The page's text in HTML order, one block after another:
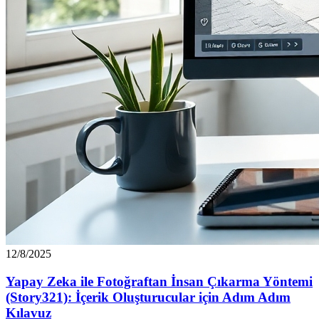
12/8/2025
Yapay Zeka ile Fotoğraftan İnsan Çıkarma Yöntemi
(Story321): İçerik Oluşturucular için Adım Adım
Kılavuz